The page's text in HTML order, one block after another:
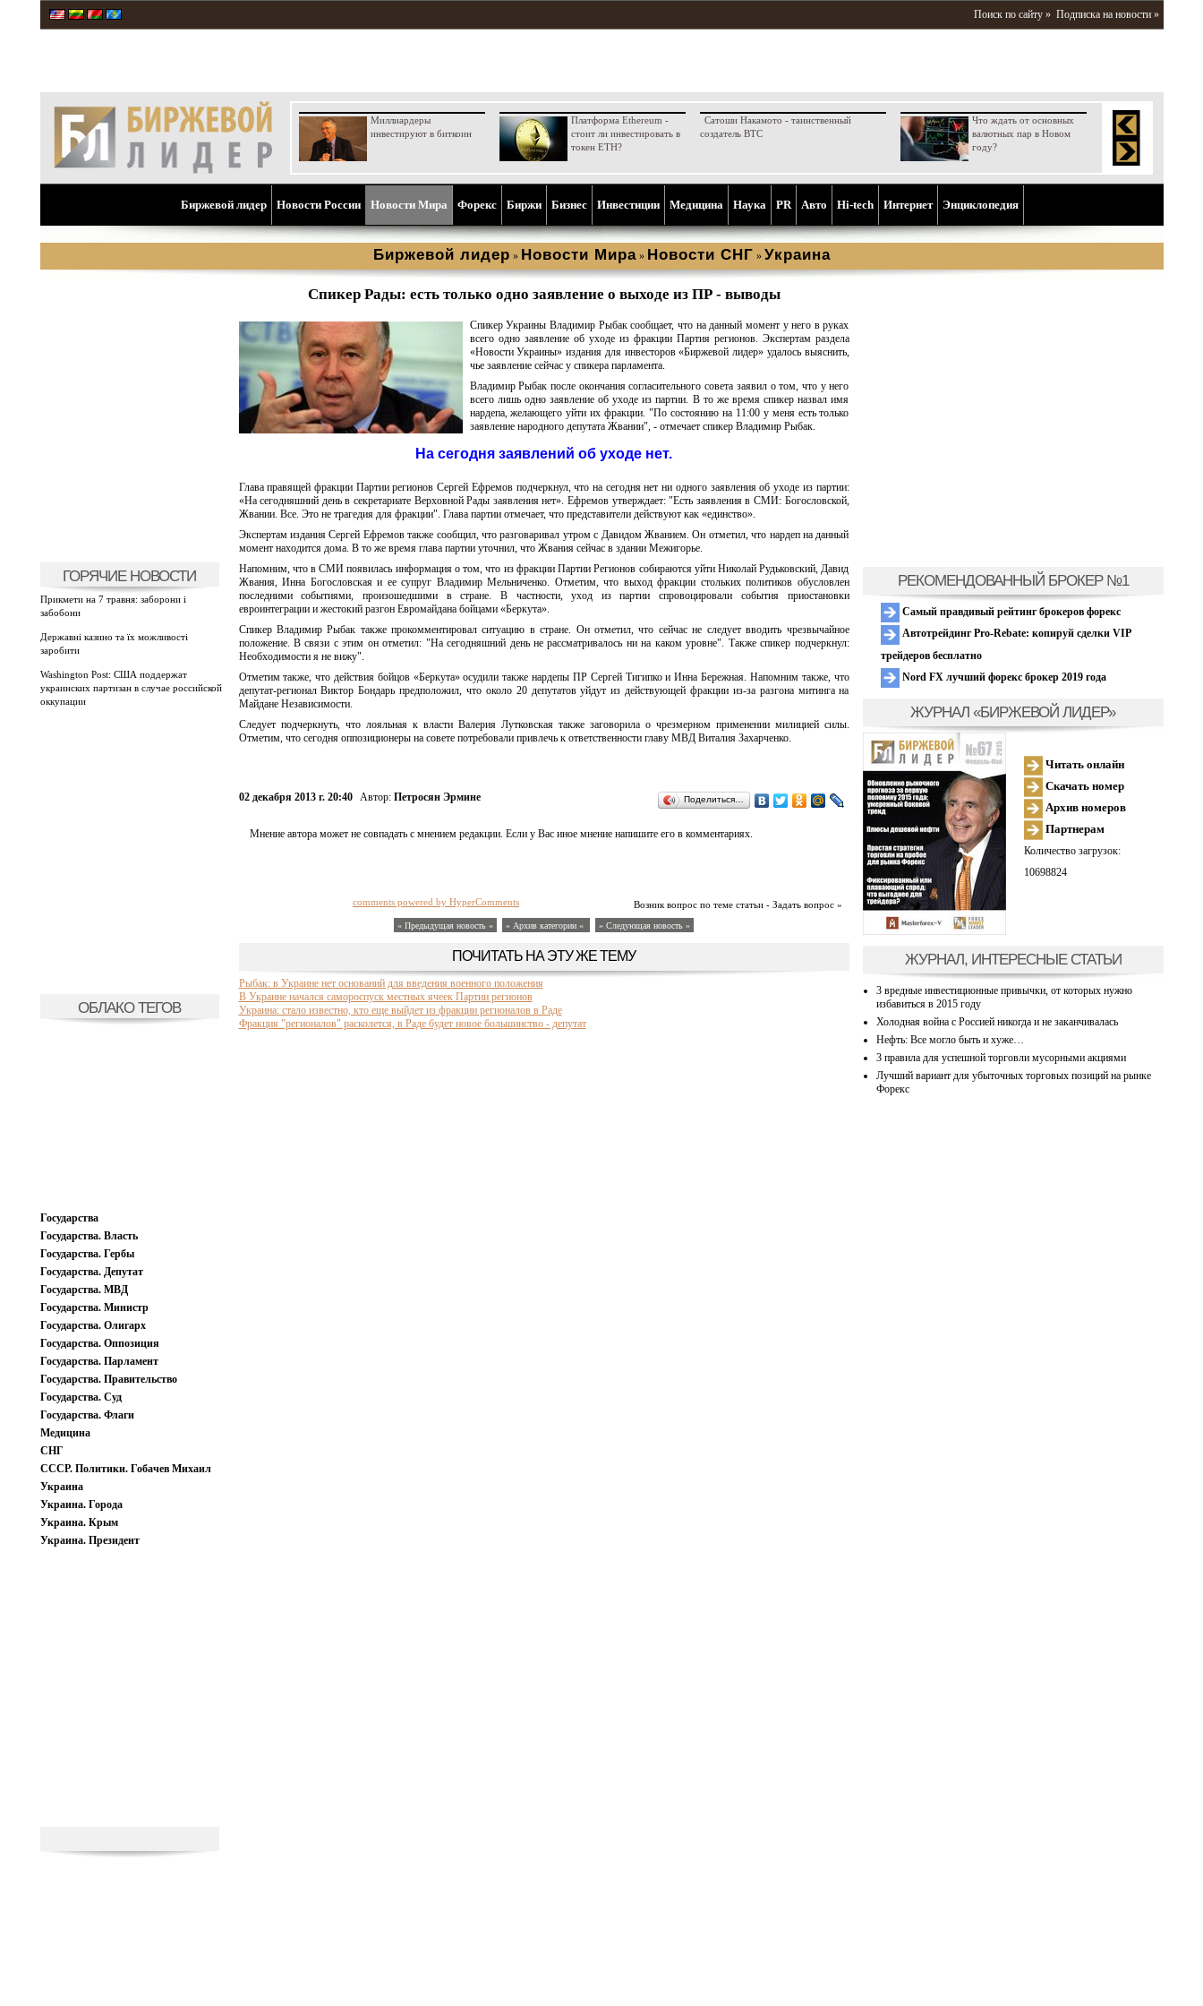
Поиск по сайту » Подписка на новости »
Миллиардеры
инвестируют в биткоин
Платформа Ethereum -
стоит ли инвестировать в
токен ETH?
Сатоши Накамото - таинственный
создатель BTC
Что ждать от основных
валютных пар в Новом
году?
Биржевой лидер Новости России Новости Мира Форекс Биржи Бизнес Инвестиции Медицина Наука PR Aвто Hi-tech Интернет Энциклопедия
Биржевой лидер » Новости Мира » Новости СНГ » Украина
ГОРЯЧИЕ НОВОСТИ
Прикмети на 7 травня: заборони і
забобони
Державні казино та їх можливості
заробити
Washington Post: США поддержат
украинских партизан в случае российской
оккупации
ОБЛАКО ТЕГОВ
Государства
Государства. Власть
Государства. Гербы
Государства. Депутат
Государства. МВД
Государства. Министр
Государства. Олигарх
Государства. Оппозиция
Государства. Парламент
Государства. Правительство
Государства. Суд
Государства. Флаги
Медицина
СНГ
СССР. Политики. Гобачев Михаил
Украина
Украина. Города
Украина. Крым
Украина. Президент
Спикер Рады: есть только одно заявление о выходе из ПР - выводы
Спикер Украины Владимир Рыбак сообщает, что на данный момент у него в руках
всего одно заявление об уходе из фракции Партия регионов. Экспертам раздела
«Новости Украины» издания для инвесторов «Биржевой лидер» удалось выяснить,
чье заявление сейчас у спикера парламента.
Владимир Рыбак после окончания согласительного совета заявил о том, что у него
всего лишь одно заявление об уходе из партии. В то же время спикер назвал имя
нардепа, желающего уйти их фракции. "По состоянию на 11:00 у меня есть только
заявление народного депутата Жвании", - отмечает спикер Владимир Рыбак.
На сегодня заявлений об уходе нет.
Глава правящей фракции Партии регионов Сергей Ефремов подчеркнул, что на сегодня нет ни одного заявления об уходе из партии:
«На сегодняшний день в секретариате Верховной Рады заявления нет». Ефремов утверждает: "Есть заявления в СМИ: Богословской,
Жвании. Все. Это не трагедия для фракции". Глава партии отмечает, что представители действуют как «единство».
Экспертам издания Сергей Ефремов также сообщил, что разговаривал утром с Давидом Жванием. Он отметил, что нардеп на данный
момент находится дома. В то же время глава партии уточнил, что Жвания сейчас в здании Межигорье.
Напомним, что в СМИ появилась информация о том, что из фракции Партии Регионов собираются уйти Николай Рудьковский, Давид
Жвания, Инна Богословская и ее супруг Владимир Мельниченко. Отметим, что выход фракции стольких политиков обусловлен
последними событиями, произошедшими в стране. В частности, уход из партии спровоцировали события приостановки
евроинтеграции и жестокий разгон Евромайдана бойцами «Беркута».
Спикер Владимир Рыбак также прокомментировал ситуацию в стране. Он отметил, что сейчас не следует вводить чрезвычайное
положение. В связи с этим он отметил: "На сегодняшний день не рассматривалось ни на каком уровне". Также спикер подчеркнул:
Необходимости я не вижу".
Отметим также, что действия бойцов «Беркута» осудили также нардепы ПР Сергей Тигипко и Инна Бережная. Напомним также, что
депутат-регионал Виктор Бондарь предположил, что около 20 депутатов уйдут из действующей фракции из-за разгона митинга на
Майдане Независимости.
Следует подчеркнуть, что лояльная к власти Валерия Лутковская также заговорила о чрезмерном применении милицией силы.
Отметим, что сегодня оппозиционеры на совете потребовали привлечь к ответственности главу МВД Виталия Захарченко.
02 декабря 2013 г. 20:40 Автор: Петросян Эрмине Поделиться…
Мнение автора может не совпадать с мнением редакции. Если у Вас иное мнение напишите его в комментариях.
Возник вопрос по теме статьи - Задать вопрос »
comments powered by HyperComments
« Предыдущая новость « » Архив категории « » Следующая новость »
ПОЧИТАТЬ НА ЭТУ ЖЕ ТЕМУ
Рыбак: в Украине нет оснований для введения военного положения
В Украине начался самороспуск местных ячеек Партии регионов
Украина: стало известно, кто еще выйдет из фракции регионалов в Раде
Фракция "регионалов" расколется, в Раде будет новое большинство - депутат
РЕКОМЕНДОВАННЫЙ БРОКЕР №1
Самый правдивый рейтинг брокеров форекс
Автотрейдинг Pro-Rebate: копируй сделки VIP
трейдеров бесплатно
Nord FX лучший форекс брокер 2019 года
ЖУРНАЛ «БИРЖЕВОЙ ЛИДЕР»
Читать онлайн
Скачать номер
Архив номеров
Партнерам
Количество загрузок:
10698824
ЖУРНАЛ, ИНТЕРЕСНЫЕ СТАТЬИ
3 вредные инвестиционные привычки, от которых нужно
избавиться в 2015 году
Холодная война с Россией никогда и не заканчивалась
Нефть: Все могло быть и хуже…
3 правила для успешной торговли мусорными акциями
Лучший вариант для убыточных торговых позиций на рынке
Форекс